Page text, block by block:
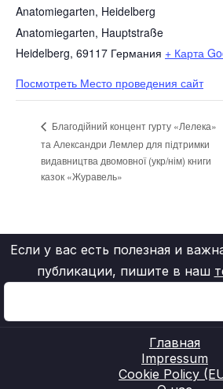
Anatomiegarten, Heidelberg
Anatomiegarten, Hauptstraße
Heidelberg, 69117 Германия + Карта
Посмотреть Место проведения сайт
Благодійний концент гурту «Лелека»
та Александри Лемлер для підтримки
видавництва двомовної (укр/нім) книги
казок «Журавель»
Если у вас есть полезная и
публикации, пишите в наш
Главная
Impressum
Cookie Policy